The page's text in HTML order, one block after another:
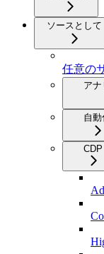
ソースとして
任意の
ア
自動
CDP